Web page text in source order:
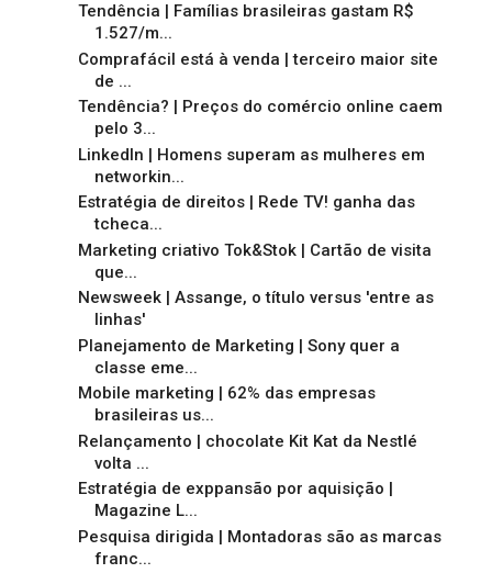
Tendência | Famílias brasileiras gastam R$
1.527/m...
Comprafácil está à venda | terceiro maior site
de ...
Tendência? | Preços do comércio online caem
pelo 3...
LinkedIn | Homens superam as mulheres em
networkin...
Estratégia de direitos | Rede TV! ganha das
tcheca...
Marketing criativo Tok&Stok | Cartão de visita
que...
Newsweek | Assange, o título versus 'entre as
linhas'
Planejamento de Marketing | Sony quer a
classe eme...
Mobile marketing | 62% das empresas
brasileiras us...
Relançamento | chocolate Kit Kat da Nestlé
volta ...
Estratégia de exppansão por aquisição |
Magazine L...
Pesquisa dirigida | Montadoras são as marcas
franc...